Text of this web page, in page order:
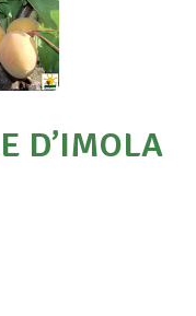
D’IMOLA